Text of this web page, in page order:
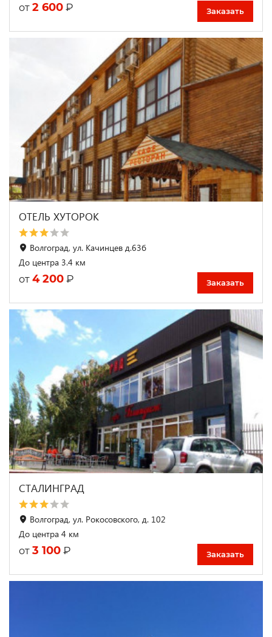
от 2 600 ₽ Заказать
ОТЕЛЬ ХУТОРОК
Волгоград, ул. Качинцев д.63б
До центра 3.4 км
от 4 200 ₽ Заказать
СТАЛИНГРАД
Волгоград, ул. Рокосовского, д. 102
До центра 4 км
от 3 100 ₽ Заказать